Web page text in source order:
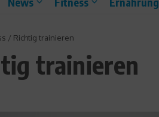
/ Richtig trainieren
trainieren